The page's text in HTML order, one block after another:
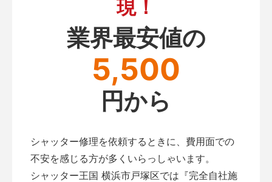
現！
業界最安値の
5,500
円から
シャッター修理を依頼するときに、費用面での
不安を感じる方が多くいらっしゃいます。
シャッター王国 横浜市戸塚区では『完全自社施